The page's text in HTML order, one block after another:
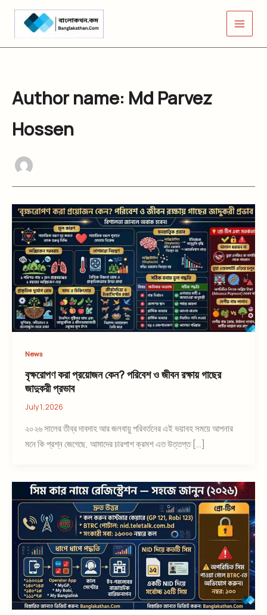
Skip
content
Author name: Md Parvez
Hossen
News
বৃক্ষরোপণ করা প্রয়োজন কেন? পরিবেশ ও জীবন রক্ষায় গাছের
জাদুকরী প্রভাব
July 1, 2026
২০২৬ সালের তীব্র দাবদাহ আর জলবায়ু পরিবর্তনের এই ভয়াবহ সময়ে আপনার
মনে কি প্রশ্ন জেগেছে, আমাদের চারপাশ ক্রমশ এত উত্তপ্ত […]